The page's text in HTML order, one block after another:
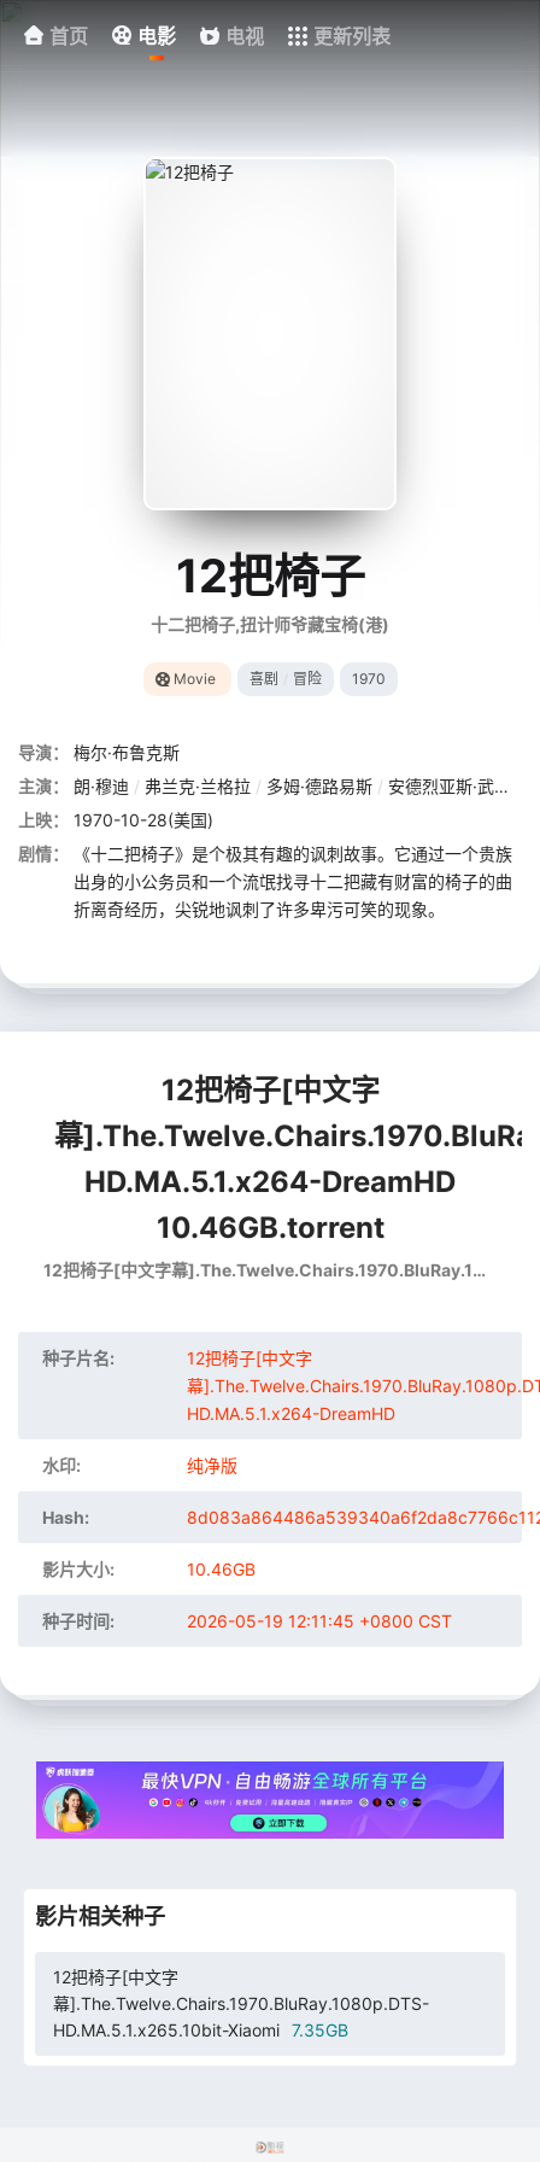
首页 电影 电视 更新列表
12把椅子
十二把椅子,扭计师爷藏宝椅(港)
Movie 喜剧 冒险 1970
导演：
梅尔·布鲁克斯
主演：
朗·穆迪 / 弗兰克·兰格拉 / 多姆·德路易斯 / 安德烈亚斯·武齐纳斯
上映：
1970-10-28(美国)
剧情：
《十二把椅子》是个极其有趣的讽刺故事。它通过一个贵族
出身的小公务员和一个流氓找寻十二把藏有财富的椅子的曲
折离奇经历，尖锐地讽刺了许多卑污可笑的现象。
12把椅子[中文字
幕
HD.MA.5.1.x264-DreamHD
10.46GB.torrent
12把椅子[中文字幕].The.Twelve.Chairs.1970.BluRay.1080p.DTS-HD.MA.5.1.x264-DreamHD
种子片名:
12把椅子[中文字
幕
HD.MA.5.1.x264-DreamHD
水印: 纯净版
Hash:
影片大小: 10.46GB
种子时间: 2026-05-19 12:11:45 +0800 CST
影片相关种子
12把椅子[中文字
幕].The.Twelve.Chairs.1970.BluRay.1080p.DTS-
HD.MA.5.1.x265.10bit-Xiaomi
7.35GB